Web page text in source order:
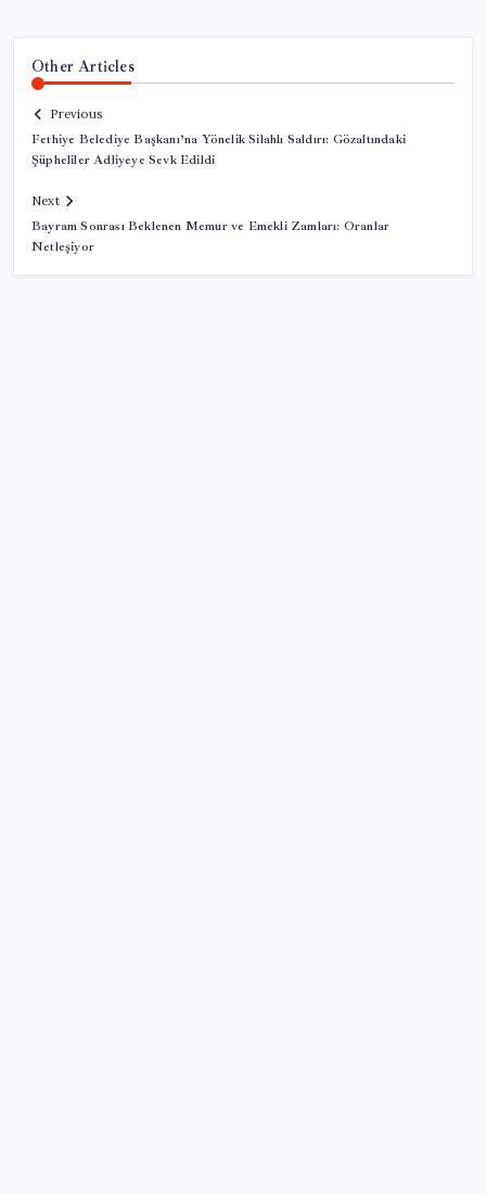
Other Articles
Previous
Fethiye Belediye Başkanı’na Yönelik Silahlı Saldırı: Gözaltındaki
Şüpheliler Adliyeye Sevk Edildi
Next
Bayram Sonrası Beklenen Memur ve Emekli Zamları: Oranlar
Netleşiyor